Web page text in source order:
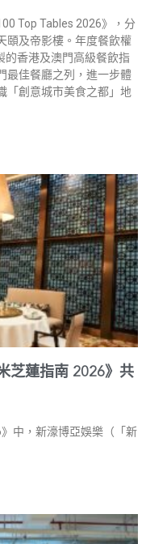
Top Tables 2026》，分
頤及帝影樓。年度餐飲權
的香港及澳門高級餐飲指
最佳餐廳之列，進一步體
「創意城市美食之都」地
芝蓮指南 2026》共
中，新濠博亞娛樂（「新